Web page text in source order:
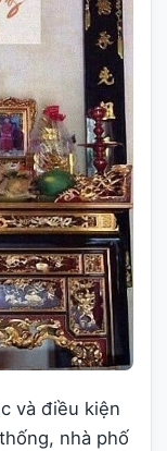
và điều kiện
nhà phố